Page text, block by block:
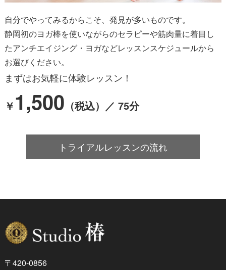
自分でやってみるからこそ、発見が多いものです。
静岡初のヨガ棒を使いながらのセラピーや筋肉量に着目し
たアンチエイジング・ヨガなどレッスンスケジュールから
お選びください。
まずはお気軽に体験レッスン！
￥1,500 （税込）／ 75分
トライアルレッスンの流れ
〒420-0856